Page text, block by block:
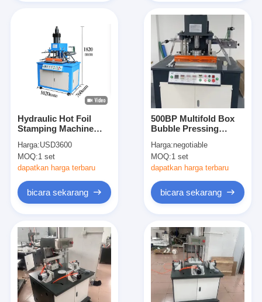
Hydraulic Hot Foil
Stamping Machine
Kulit Kertas Mesin
Kayu Mesin Pencet
Panas Mesin Surat Hot
Harga:USD3600
MOQ:1 set
dapatkan harga terbaru
bicara sekarang
500BP Multifold Box
Bubble Pressing
Peralatan Pra-Press di
Industri Kemasan dan
Pencetakan
Harga:negotiable
MOQ:1 set
dapatkan harga terbaru
bicara sekarang